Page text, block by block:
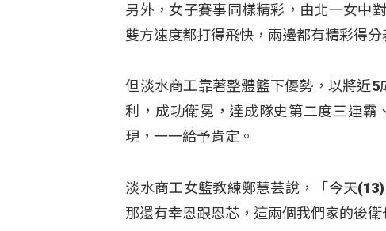
另外，女子賽事同樣精彩，由北一女中
雙方速度都打得飛快，兩邊都有精彩得分
但淡水商工靠著整體籃下優勢，以將近
利，成功衛冕，達成隊史第二度三連霸
現，一一給予肯定。
淡水商工女籃教練鄭慧芸說，「今天
那還有幸恩跟恩芯，這兩個我們家的後衛